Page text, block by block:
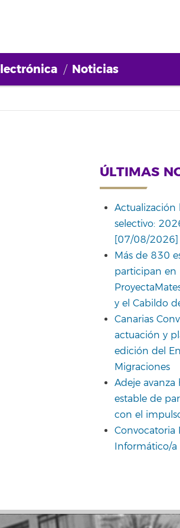
Noticias
ÚLTIMAS
Actualización
selectivo:
[07/08/2026]
Más de 830
participan en
y el Cabildo
Canarias
actuación y
edición del
Migraciones
Adeje
estable de
con el
Convocatoria
Informático/